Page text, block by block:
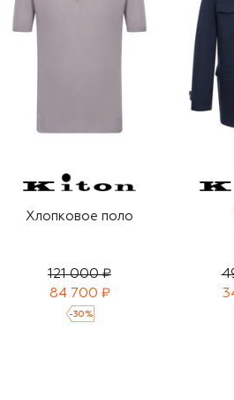
Хлопковое поло
121 000 ₽
84 700 ₽
-30 %